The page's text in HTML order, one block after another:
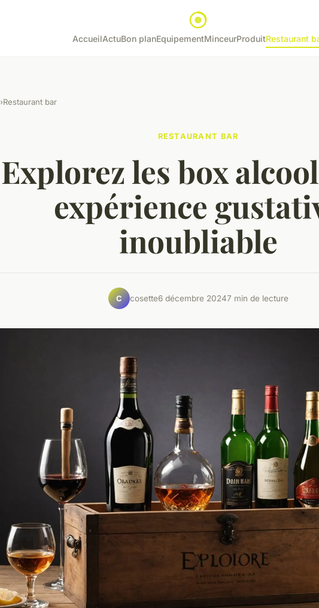
AccueilActuBon planEquipementMinceurProduitRestaurant
›Restaurant bar
RESTAURANT BAR
Explorez les box
expérience
inoubliable
C cosette6 décembre 20247 min de lecture